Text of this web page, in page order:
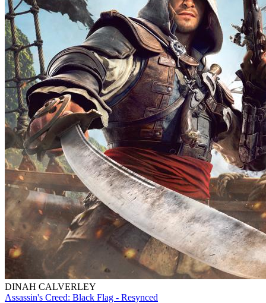
DINAH CALVERLEY
Assassin's Creed: Black Flag - Resynced